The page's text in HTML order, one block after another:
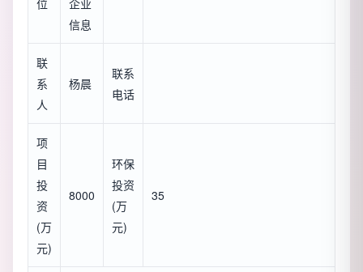
位
企业
信息
联
系
人
杨晨
联系
电话
项
目
投
资
(万
元)
8000
环保
投资
(万
元)
35